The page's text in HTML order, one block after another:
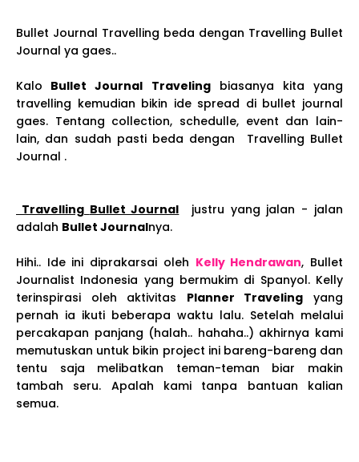
Bullet Journal Travelling beda dengan Travelling Bullet
Journal ya gaes..
Kalo Bullet Journal Travelingbiasanya kita yang
travelling kemudian bikin ide spread di bullet journal
gaes. Tentang collection, schedulle, event dan lain-
lain, dan sudah pasti beda dengan Travelling Bullet
Journal .
Travelling Bullet Journal justru yang jalan - jalan
adalah Bullet Journalnya.
Hihi.. Ide ini diprakarsai oleh Kelly Hendrawan, Bullet
Journalist Indonesia yang bermukim di Spanyol. Kelly
terinspirasi oleh aktivitas Planner Traveling yang
pernah ia ikuti beberapa waktu lalu. Setelah melalui
percakapan panjang (halah.. hahaha..) akhirnya kami
memutuskan untuk bikin project ini bareng-bareng dan
tentu saja melibatkan teman-teman biar makin
tambah seru. Apalah kami tanpa bantuan kalian
semua.